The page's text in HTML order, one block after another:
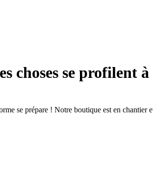
choses se profilent
se prépare ! Notre boutique est en chantier